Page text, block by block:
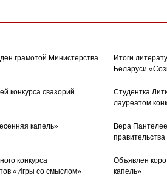
грамотой Министерства
Итоги
Беларуси
конкурса свазорий
Студентка
лауреатом
капель»
Вера
конкурса
«Игры со смыслом»
Объявлен
капель»